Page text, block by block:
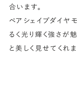
合います。
ペアシェイプダイヤ
るく光り輝く強さが
と美しく見せてくれま